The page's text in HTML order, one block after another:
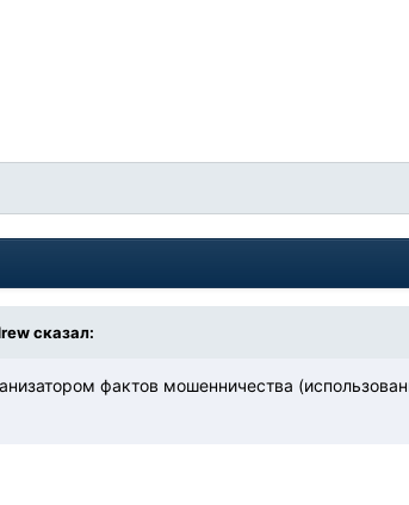
сказал:
фактов мошенничества